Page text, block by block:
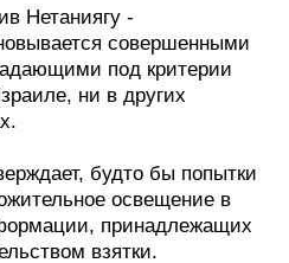
Нетаниягу -
совершенными
под критерии
ни в других
будто бы попытки
освещение в
принадлежащих
взятки.